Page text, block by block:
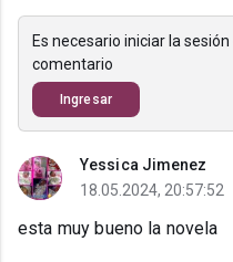
Es necesario iniciar la
comentario
Ingresar
Yessica Jimenez
18.05.2024, 20:57:52
esta muy bueno la novela